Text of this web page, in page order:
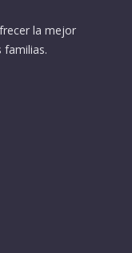
la mejor
familias.